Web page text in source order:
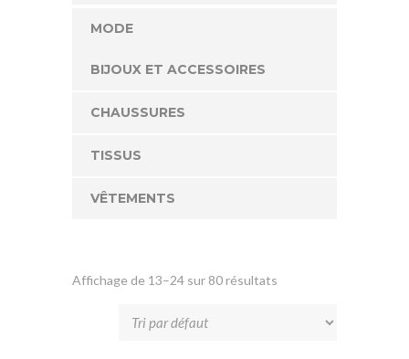
MODE
BIJOUX ET ACCESSOIRES
CHAUSSURES
TISSUS
VÊTEMENTS
Affichage de 13–24 sur 80 résultats